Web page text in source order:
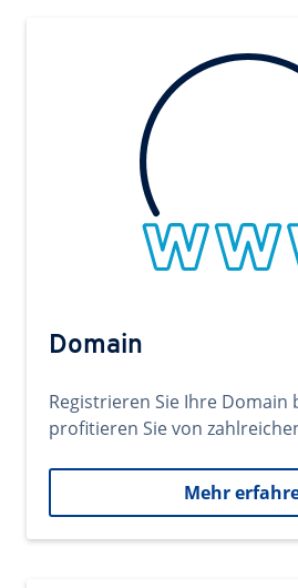
Domain
Registrieren Sie Ihre Domain
profitieren Sie von
Mehr